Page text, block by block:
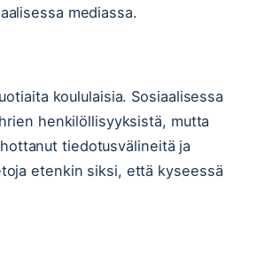
mediassa.
koululaisia. Sosiaalisessa
henkilöllisyyksistä, mutta
tiedotusvälineitä ja
etenkin siksi, että kyseessä